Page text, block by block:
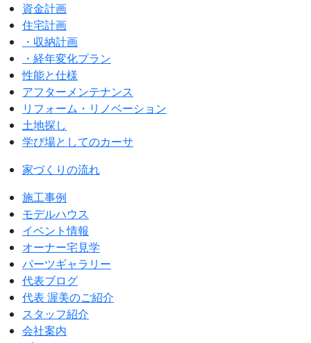
資金計画
住宅計画
・収納計画
・経年変化プラン
性能と仕様
アフターメンテナンス
リフォーム・リノベーション
土地探し
学び場としてのカーサ
家づくりの流れ
施工事例
モデルハウス
イベント情報
オーナー宅見学
パーツギャラリー
代表ブログ
代表 渥美のご紹介
スタッフ紹介
会社案内